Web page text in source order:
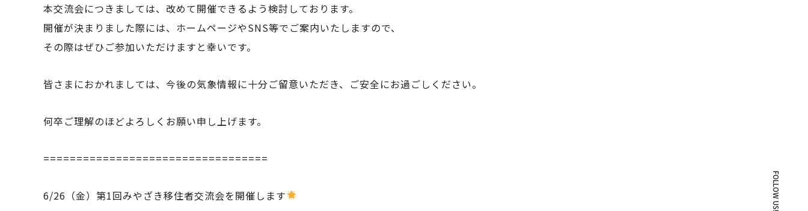
本交流会につきましては、改めて開催できるよう検討しております。
開催が決まりました際には、ホームページやSNS等でご案内いたしますので、
その際はぜひご参加いただけますと幸いです。
皆さまにおかれましては、今後の気象情報に十分ご留意いただき、ご安全にお過ごしください。
何卒ご理解のほどよろしくお願い申し上げます。
==================================
6/26（金）第1回みやざき移住者交流会を開催します FOLLOW US!